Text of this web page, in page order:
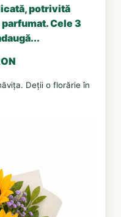
potrivită
Cele 3
Deții o florărie în